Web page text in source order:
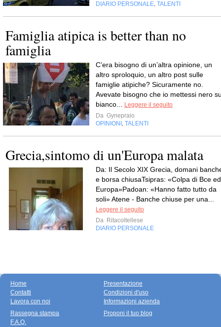
DIARIO PERSONALE TALENTI
Famiglia atipica is better than no
famiglia
C’era bisogno di un’altra opinione, un
altro sproloquio, un altro post sulle
famiglie atipiche? Sicuramente no.
Avevate bisogno che io mettessi nero
bianco...
Leggere il seguito
Da Gynepraio
OPINIONI
TALENTI
Grecia,sintomo di un'Europa malata
Da: Il Secolo XIX Grecia, domani
e borsa chiusaTsipras: «Colpa di Bce ed
Europa»Padoan: «Hanno fatto tutto da
soli» Atene - Banche chiuse per una...
Leggere il seguito
Da Ritacoltellese
DIARIO PERSONALE
Home
Contatti
Lavora con noi
Presentazione
Condizioni d'uso
Informazioni azienda
Rassegna stampa
F.A.Q.
Proponi il tuo blog